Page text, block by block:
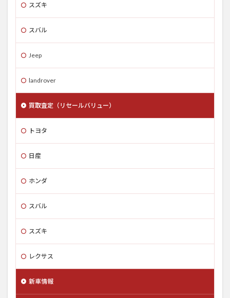
スズキ
スバル
Jeep
landrover
買取査定（リセールバリュー）
トヨタ
日産
ホンダ
スバル
スズキ
レクサス
新車情報